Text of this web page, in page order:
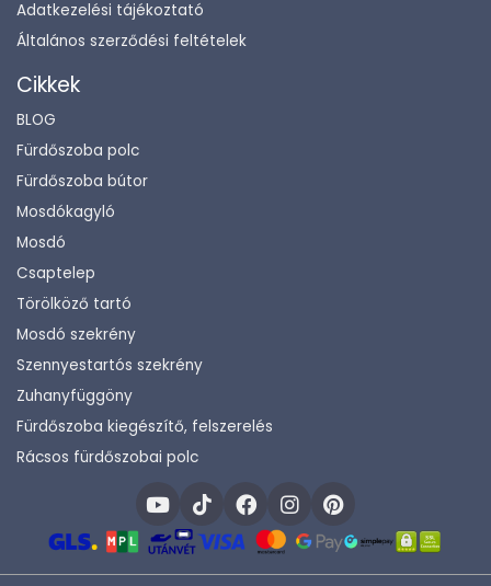
Adatkezelési tájékoztató
Általános szerződési feltételek
Cikkek
BLOG
Fürdőszoba polc
Fürdőszoba bútor
Mosdókagyló
Mosdó
Csaptelep
Törölköző tartó
Mosdó szekrény
Szennyestartós szekrény
Zuhanyfüggöny
Fürdőszoba kiegészítő, felszerelés
Rácsos fürdőszobai polc